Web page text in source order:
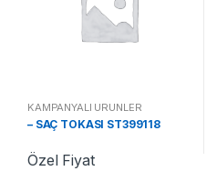
KAMPANYALI ÜRÜNLER
– SAÇ TOKASI ST399118
Özel Fiyat